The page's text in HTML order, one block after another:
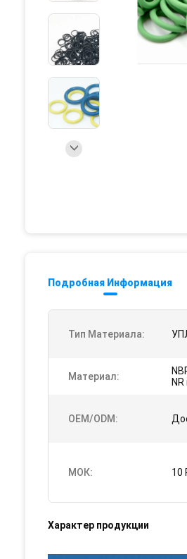
Подробная Информация
Тип Материала:
Материал:
NR
OEM/ODM:
МОК: 10
Характер продукции